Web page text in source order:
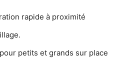
rapide à proximité
petits et grands sur place